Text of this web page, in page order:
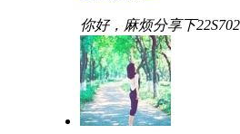
你好，麻烦分享下